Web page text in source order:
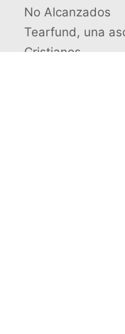
No Alcanzados
Tearfund, una
Cristianos